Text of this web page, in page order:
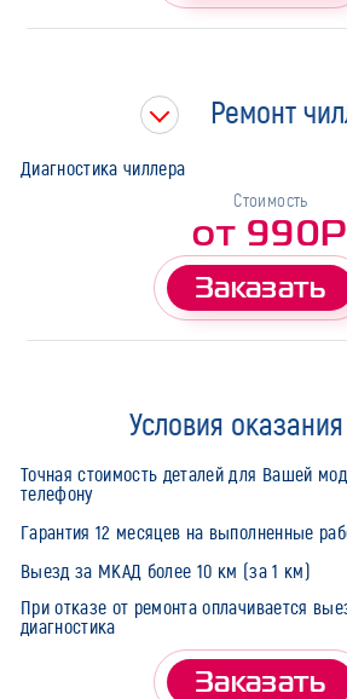
Ремонт
Диагностика чиллера
Стоимость
от 990Р
Заказать
Условия оказания
Точная стоимость деталей для Вашей
телефону
Гарантия 12 месяцев на выполненные
Выезд за МКАД более 10 км (за 1 км)
При отказе от ремонта оплачивается
диагностика
Заказать